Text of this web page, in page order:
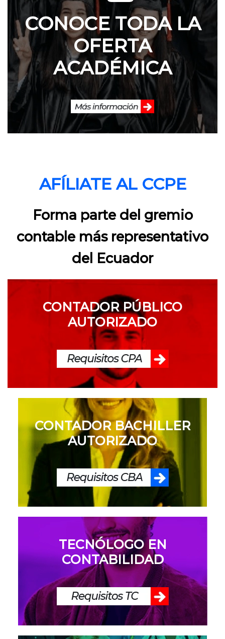
CONOCE TODA LA
OFERTA
ACADÉMICA
AFÍLIATE AL CCPE
Forma parte del gremio
contable más representativo
del Ecuador
CONTADOR PÚBLICO
AUTORIZADO
CONTADOR BACHILLER
AUTORIZADO
TECNÓLOGO EN
CONTABILIDAD